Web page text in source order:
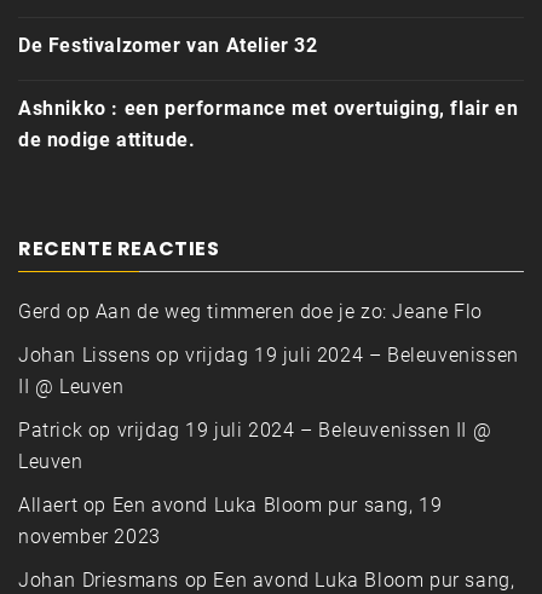
De Festivalzomer van Atelier 32
Ashnikko : een performance met overtuiging, flair en
de nodige attitude.
RECENTE REACTIES
Gerd op Aan de weg timmeren doe je zo: Jeane Flo
Johan Lissens opvrijdag 19 juli 2024 – Beleuvenissen
II @ Leuven
Patrick op vrijdag 19 juli 2024 – Beleuvenissen II @
Leuven
Allaert op Een avond Luka Bloom pur sang, 19
november 2023
Johan Driesmans op Een avond Luka Bloom pur sang,